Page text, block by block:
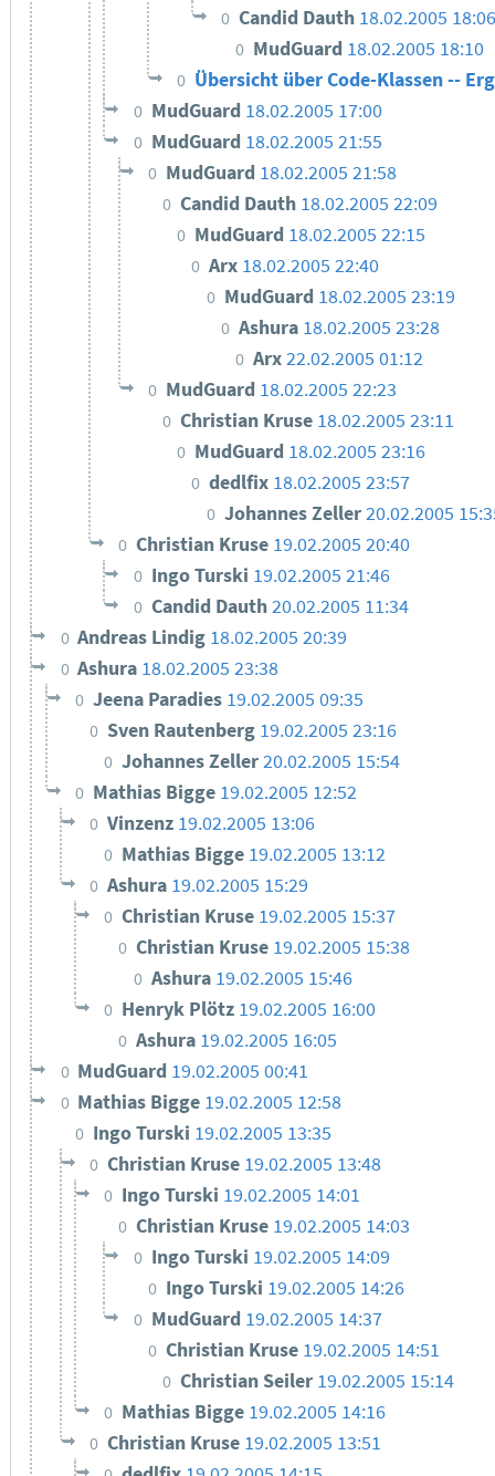
0 Candid Dauth 18.02.2005 18:06
0 MudGuard 18.02.2005 18:10
0 Übersicht über Code-Klassen --
0 MudGuard 18.02.2005 17:00
0 MudGuard 18.02.2005 21:55
0 MudGuard 18.02.2005 21:58
0 Candid Dauth 18.02.2005 22:09
0 MudGuard 18.02.2005 22:15
0 Arx 18.02.2005 22:40
0 MudGuard 18.02.2005 23:19
0 Ashura 18.02.2005 23:28
0 Arx22.02.2005 01:12
0 MudGuard 18.02.2005 22:23
0 Christian Kruse 18.02.2005 23:11
0 MudGuard 18.02.2005 23:16
0 dedlfix 18.02.2005 23:57
0 Johannes Zeller20.02.2005
0 Christian Kruse 19.02.2005 20:40
0 Ingo Turski 19.02.2005 21:46
0 Candid Dauth20.02.2005 11:34
0 Andreas Lindig 18.02.2005 20:39
0 Ashura 18.02.2005 23:38
0 Jeena Paradies 19.02.2005 09:35
0 Sven Rautenberg 19.02.2005 23:16
0 Johannes Zeller20.02.2005 15:54
0 Mathias Bigge 19.02.2005 12:52
0 Vinzenz 19.02.2005 13:06
0 Mathias Bigge 19.02.2005 13:12
0 Ashura 19.02.2005 15:29
0 Christian Kruse 19.02.2005 15:37
0 Christian Kruse 19.02.2005 15:38
0 Ashura 19.02.2005 15:46
0 Henryk Plötz 19.02.2005 16:00
0 Ashura 19.02.2005 16:05
0 MudGuard 19.02.2005 00:41
0 Mathias Bigge 19.02.2005 12:58
0 Ingo Turski 19.02.2005 13:35
0 Christian Kruse 19.02.2005 13:48
0 Ingo Turski 19.02.2005 14:01
0 Christian Kruse 19.02.2005 14:03
0 Ingo Turski 19.02.2005 14:09
0 Ingo Turski 19.02.2005 14:26
0 MudGuard 19.02.2005 14:37
0 Christian Kruse 19.02.2005 14:51
0 Christian Seiler 19.02.2005 15:14
0 Mathias Bigge 19.02.2005 14:16
0 Christian Kruse 19.02.2005 13:51